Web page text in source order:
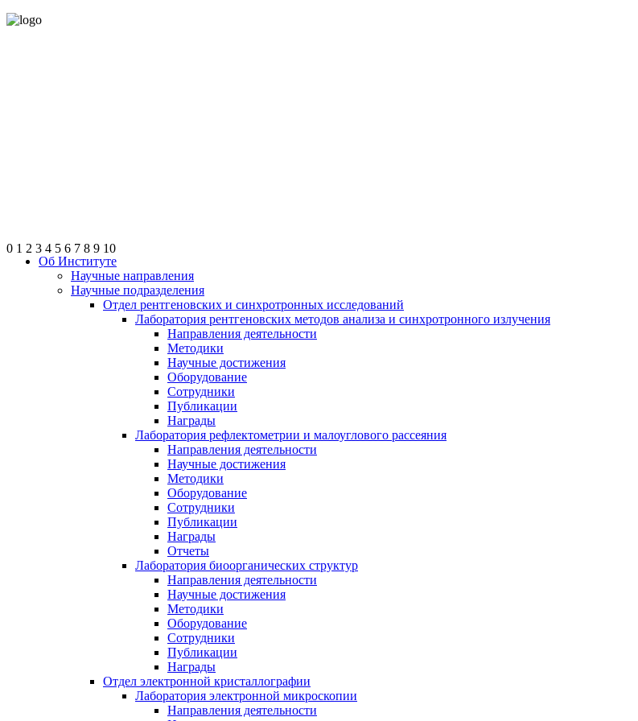
0 1 2 3 4 5 6 7 8 9 10
Об Институте
Научные направления
Научные подразделения
Отдел рентгеновских и синхротронных исследований
Лаборатория рентгеновских методов анализа и синхротронного излучения
Направления деятельности
Методики
Научные достижения
Оборудование
Сотрудники
Публикации
Награды
Лаборатория рефлектометрии и малоуглового рассеяния
Направления деятельности
Научные достижения
Методики
Оборудование
Сотрудники
Публикации
Награды
Отчеты
Лаборатория биоорганических структур
Направления деятельности
Научные достижения
Методики
Оборудование
Сотрудники
Публикации
Награды
Отдел электронной кристаллографии
Лаборатория электронной микроскопии
Направления деятельности